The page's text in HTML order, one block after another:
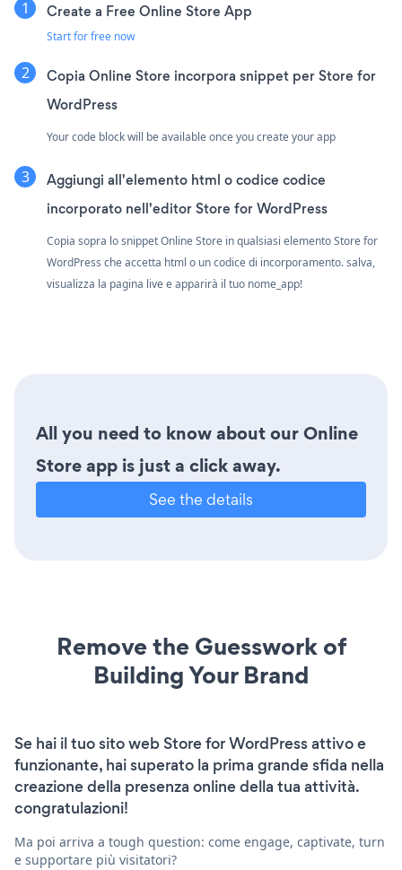
Create a Free Online Store App
Start for free now
Copia Online Store incorpora snippet per Store for
WordPress
Your code block will be available once you create your app
Aggiungi all'elemento html o codice codice
incorporato nell'editor Store for WordPress
Copia sopra lo snippet Online Store in qualsiasi elemento Store for
WordPress che accetta html o un codice di incorporamento. salva,
visualizza la pagina live e apparirà il tuo nome_app!
All you need to know about our Online
Store app is just a click away.
See the details
Remove the Guesswork of
Building Your Brand
Se hai il tuo sito web Store for WordPress attivo e
funzionante, hai superato la prima grande sfida nella
creazione della presenza online della tua attività.
congratulazioni!
Ma poi arriva a tough question: come engage, captivate, turn
e supportare più visitatori?